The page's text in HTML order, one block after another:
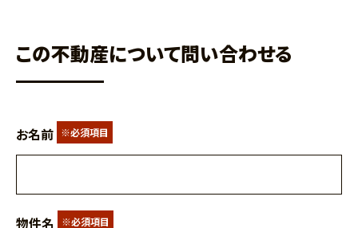
この不動産について問い合わせる
お名前 ※必須項目
物件名 ※必須項目